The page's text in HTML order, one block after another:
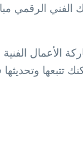
الرقمي
الأعمال